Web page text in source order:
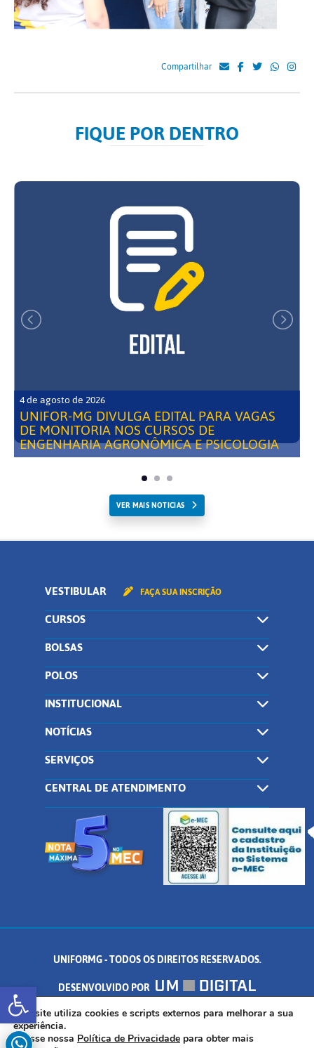
Abrir a barra de ferramentas
Compartilhar
FIQUE POR DENTRO
4 de agosto de 2026
UNIFOR-MG DIVULGA EDITAL PARA VAGAS
DE MONITORIA NOS CURSOS DE
ENGENHARIA AGRONÔMICA E PSICOLOGIA
VER MAIS NOTICIAS
VESTIBULAR FAÇA SUA INSCRIÇÃO
CURSOS
BOLSAS
POLOS
INSTITUCIONAL
NOTÍCIAS
SERVIÇOS
CENTRAL DE ATENDIMENTO
UNIFORMG - TODOS OS DIREITOS RESERVADOS.
DESENVOLVIDO POR
AV. DR. ARNALDO DE SENNA, 328 - PALMEIRAS, FORMIGA/MG - CEP:
35.574.530
Este site utiliza cookies e scripts externos para melhorar a sua
experiência.
Acesse nossa Política de Privacidade para obter mais